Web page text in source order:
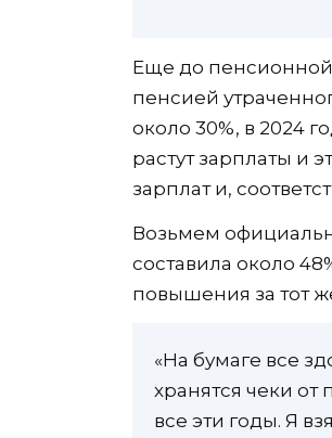
Еще до пенсионной
пенсией
около 30%, в 2024
растут зарплаты и
зарплат и,
Возьмем
составила около
повышения за тот
«На бумаге все
хранятся чеки от
все эти годы. Я